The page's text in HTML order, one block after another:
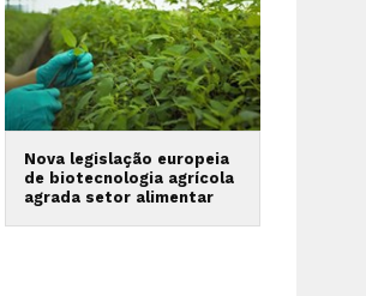
Nova legislação europeia
de biotecnologia agrícola
agrada setor alimentar